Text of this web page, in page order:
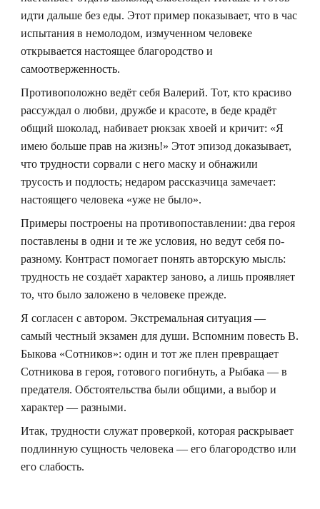
идти дальше без еды. Этот пример показывает, что в час
испытания в немолодом, измученном человеке
открывается настоящее благородство и
самоотверженность.
Противоположно ведёт себя Валерий. Тот, кто красиво
рассуждал о любви, дружбе и красоте, в беде крадёт
общий шоколад, набивает рюкзак хвоей и кричит: «Я
имею больше прав на жизнь!» Этот эпизод доказывает,
что трудности сорвали с него маску и обнажили
трусость и подлость; недаром рассказчица замечает:
настоящего человека «уже не было».
Примеры построены на противопоставлении: два героя
поставлены в одни и те же условия, но ведут себя по-
разному. Контраст помогает понять авторскую мысль:
трудность не создаёт характер заново, а лишь проявляет
то, что было заложено в человеке прежде.
Я согласен с автором. Экстремальная ситуация —
самый честный экзамен для души. Вспомним повесть В.
Быкова «Сотников»: один и тот же плен превращает
Сотникова в героя, готового погибнуть, а Рыбака — в
предателя. Обстоятельства были общими, а выбор и
характер — разными.
Итак, трудности служат проверкой, которая раскрывает
подлинную сущность человека — его благородство или
его слабость.